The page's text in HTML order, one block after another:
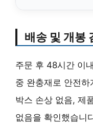
배송 및 개봉
주문 후 48시간 이
중 완충재로 안전
박스 손상 없음, 제
없음을 확인했습니